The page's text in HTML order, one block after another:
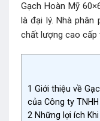
Gạch Hoàn Mỹ
là đại lý. Nhà
chất lượng cao cấp
1 Giới thiệu về
của Công ty
2 Những lợi ích